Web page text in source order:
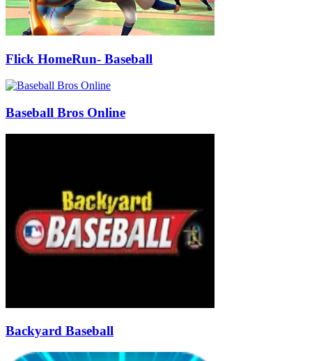
Flick HomeRun- Baseball
Baseball Bros Online
Backyard Baseball